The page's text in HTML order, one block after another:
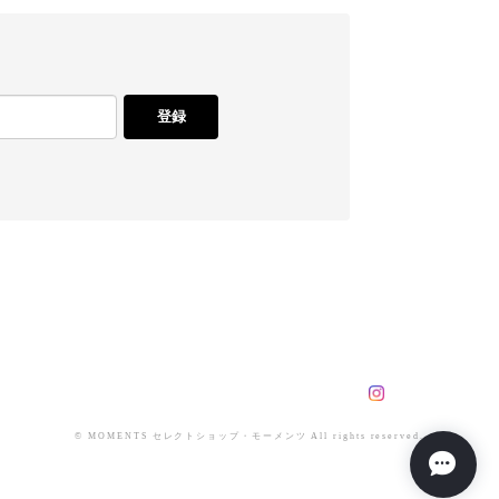
登録
© MOMENTS セレクトショップ・モーメンツ All rights reserved.